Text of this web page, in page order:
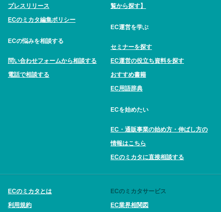
プレスリリース
ECのミカタ編集ポリシー
ECの悩みを相談する
問い合わせフォームから相談する
電話で相談する
覧から探す】
EC運営を学ぶ
セミナーを探す
EC運営の役立ち資料を探す
おすすめ書籍
EC用語辞典
ECを始めたい
EC・通販事業の始め方・伸ばし方の
情報はこちら
ECのミカタに直接相談する
ECのミカタとは
利用規約
ECのミカタサービス
EC業界相関図